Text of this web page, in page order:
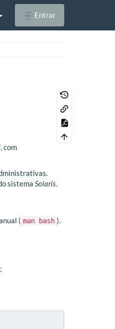
Entrar
, com
sistema Solaris.
( man bash ).